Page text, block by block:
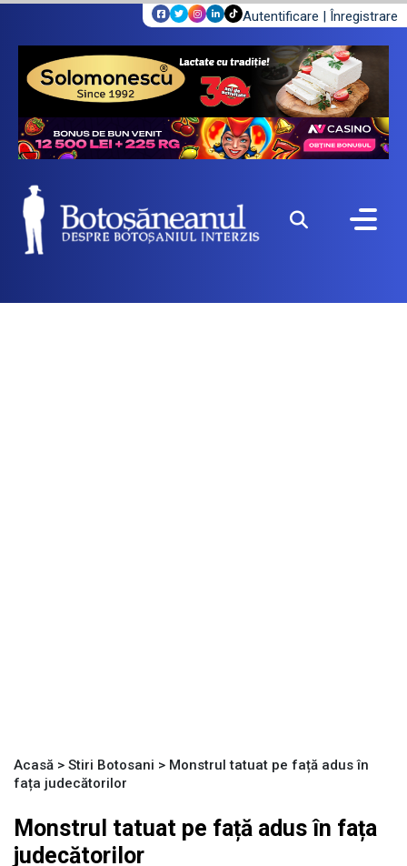
Autentificare | Înregistrare
Acasă > Stiri Botosani > Monstrul tatuat pe față adus în
fața judecătorilor
Monstrul tatuat pe față adus în fața
judecătorilor